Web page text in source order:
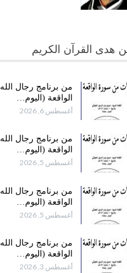
هدى القرآن الكريم
من برنامج رجال
الواقعة (اليوم…
أغسطس 6, 2026
من برنامج رجال
الواقعة (اليوم…
أغسطس 5, 2026
من برنامج رجال
الواقعة (اليوم…
أغسطس 5, 2026
من برنامج رجال
الواقعة (اليوم…
أغسطس 3, 2026